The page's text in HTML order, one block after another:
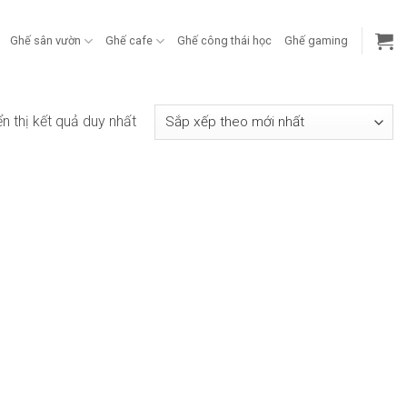
Ghế sân vườn Ghế cafe Ghế công thái học Ghế gaming
thị kết quả duy nhất